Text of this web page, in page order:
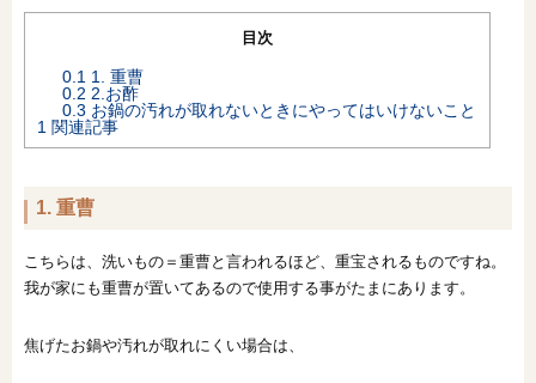
目次
0.1 1. 重曹
0.2 2.お酢
0.3 お鍋の汚れが取れないときにやってはいけないこと
1 関連記事
1. 重曹
こちらは、洗いもの＝重曹と言われるほど、重宝されるものですね。
我が家にも重曹が置いてあるので使用する事がたまにあります。
焦げたお鍋や汚れが取れにくい場合は、